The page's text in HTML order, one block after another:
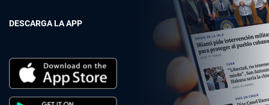
DESCARGA LA APP